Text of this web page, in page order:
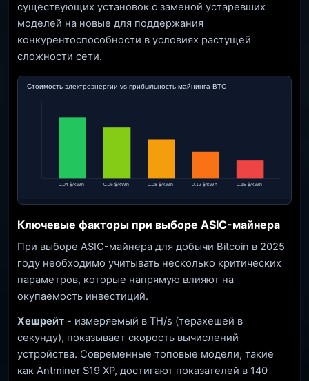
существующих установок с заменой устаревших
моделей на новые для поддержания
конкурентоспособности в условиях растущей
сложности сети.
Стоимость электроэнергии vs прибыльность майнинга BTC
0.04 $/kWh 0.06 $/kWh 0.08 $/kWh 0.12 $/kWh 0.15 $/kWh
Ключевые факторы при выборе ASIC-майнера
При выборе ASIC-майнера для добычи Bitcoin в 2025
году необходимо учитывать несколько критических
параметров, которые напрямую влияют на
окупаемость инвестиций.
Хешрейт - измеряемый в TH/s (терахешей в
секунду), показывает скорость вычислений
устройства. Современные топовые модели, такие
как Antminer S19 XP, достигают показателей в 140